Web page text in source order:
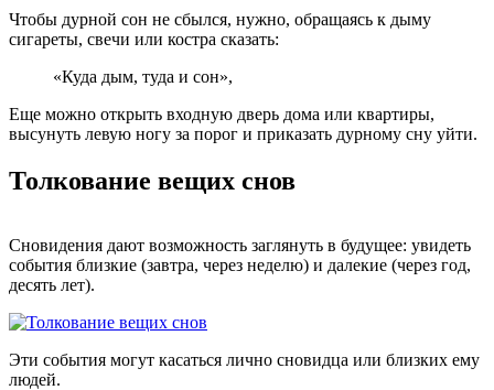
Чтобы дурной сон не сбылся, нужно, обращаясь к дыму
сигареты, свечи или костра сказать:
«Куда дым, туда и сон»,
Еще можно открыть входную дверь дома или квартиры,
высунуть левую ногу за порог и приказать дурному сну уйти.
Толкование вещих снов
Сновидения дают возможность заглянуть в будущее: увидеть
события близкие (завтра, через неделю) и далекие (через год,
десять лет).
Эти события могут касаться лично сновидца или близких ему
людей.